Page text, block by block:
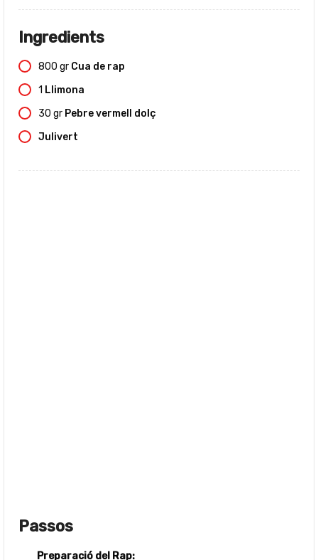
Ingredients
800 gr Cua de rap
1 Llimona
30 gr Pebre vermell dolç
Julivert
Passos
Preparació del Rap: